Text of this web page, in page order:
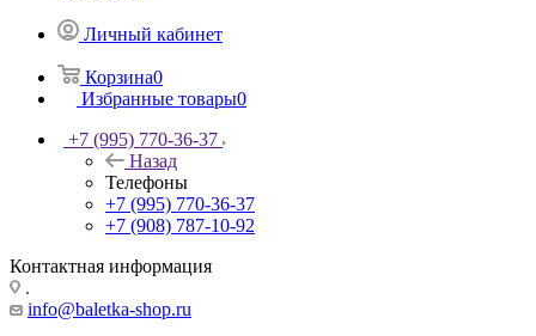
Личный кабинет
Корзина0
Избранные товары0
+7 (995) 770-36-37
Назад
Телефоны
+7 (995) 770-36-37
+7 (908) 787-10-92
Контактная информация
.
info@baletka-shop.ru